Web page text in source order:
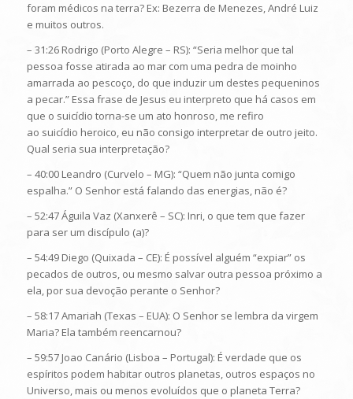
foram médicos na terra? Ex: Bezerra de Menezes, André Luiz
e muitos outros.
– 31:26 Rodrigo (Porto Alegre – RS): “Seria melhor que tal
pessoa fosse atirada ao mar com uma pedra de moinho
amarrada ao pescoço, do que induzir um destes pequeninos
a pecar.” Essa frase de Jesus eu interpreto que há casos em
que o suicídio torna-se um ato honroso, me refiro
ao suicídio heroico, eu não consigo interpretar de outro jeito.
Qual seria sua interpretação?
– 40:00 Leandro (Curvelo – MG): “Quem não junta comigo
espalha.” O Senhor está falando das energias, não é?
– 52:47 Águila Vaz (Xanxerê – SC): Inri, o que tem que fazer
para ser um discípulo (a)?
– 54:49 Diego (Quixada – CE): É possível alguém “expiar” os
pecados de outros, ou mesmo salvar outra pessoa próximo a
ela, por sua devoção perante o Senhor?
– 58:17 Amariah (Texas – EUA): O Senhor se lembra da virgem
Maria? Ela também reencarnou?
– 59:57 Joao Canário (Lisboa – Portugal): É verdade que os
espíritos podem habitar outros planetas, outros espaços no
Universo, mais ou menos evoluídos que o planeta Terra?